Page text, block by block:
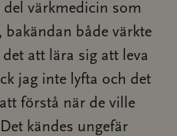
del värkmedicin som
både värkte
att lära sig att leva
jag inte lyfta och det
förstå när de ville
kändes ungefär